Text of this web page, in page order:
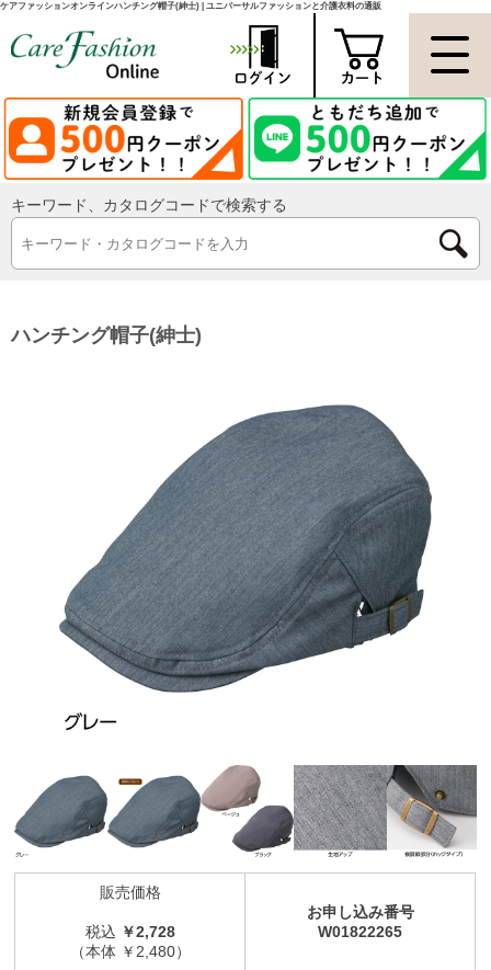
ケアファッションオンラインハンチング帽子(紳士) | ユニバーサルファッションと介護衣料の通販
キーワード、カタログコードで検索する
ハンチング帽子(紳士)
販売価格
税込 ￥2,728
（本体 ￥2,480）
お申し込み番号
W01822265